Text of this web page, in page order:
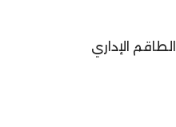
الطاقم الإداري